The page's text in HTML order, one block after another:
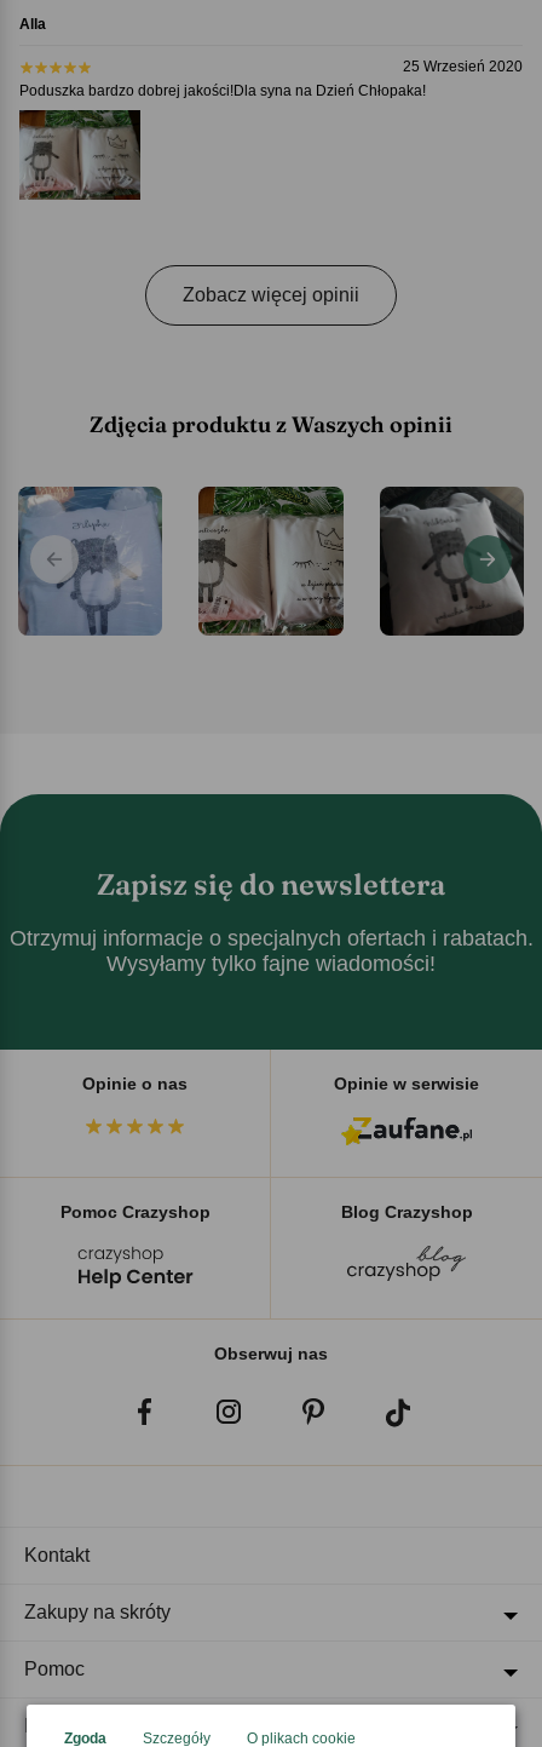
Alla
25 Wrzesień 2020
Poduszka bardzo dobrej jakości!Dla syna na Dzień Chłopaka!
Zobacz więcej opinii
Zdjęcia produktu z Waszych opinii
Zapisz się do newslettera
Otrzymuj informacje o specjalnych ofertach i rabatach.
Wysyłamy tylko fajne wiadomości!
Opinie o nas Opinie w serwisie
Pomoc Crazyshop Blog Crazyshop
Obserwuj nas
Kontakt
Zakupy na skróty
Pomoc
Zgoda Szczegóły O plikach cookie